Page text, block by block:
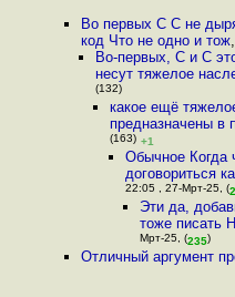
Во первых C C не
код Что не одно и тож,
Во-первых, C и C
несут тяжелое
(132)
какое ещё
предназначены в
(163) +1
Обычное Когда
договориться
22:05 , 27-Мрт-25, (
Эти да,
тоже писать
Мрт-25, (235)
Отличный аргумент